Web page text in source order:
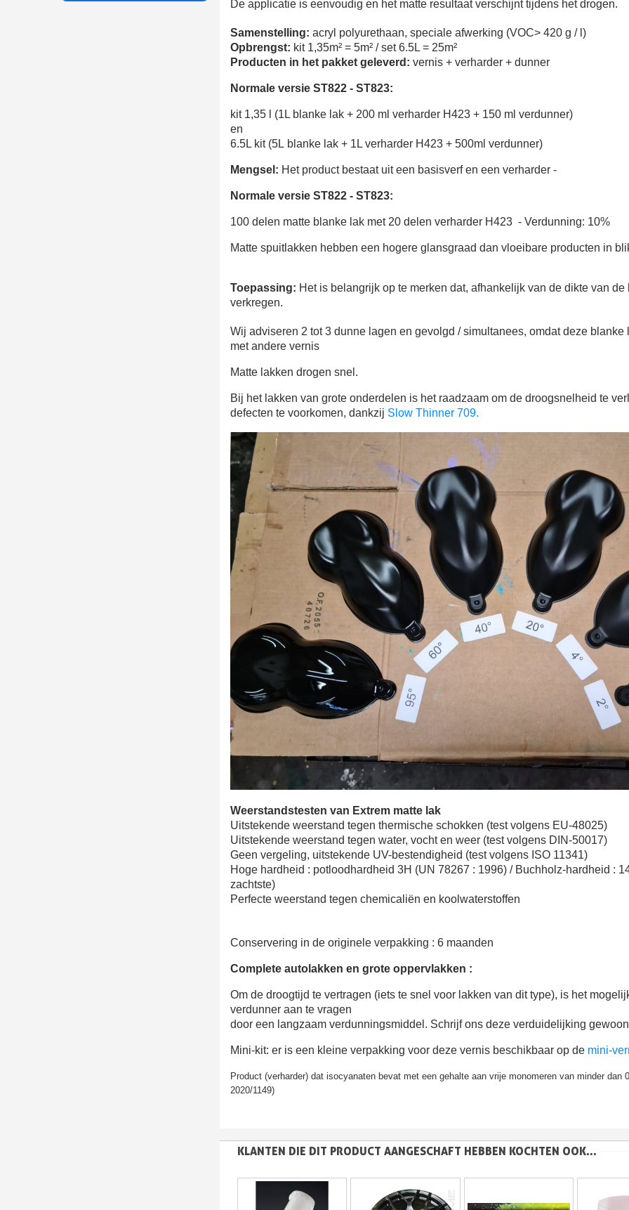
De applicatie is eenvoudig en het matte resultaat verschijnt tijdens het drogen.
Samenstelling: acryl polyurethaan, speciale afwerking (VOC> 420 g / l)
Opbrengst: kit 1,35m² = 5m² / set 6.5L = 25m²
Producten in het pakket geleverd: vernis + verharder + dunner
Normale versie ST822 - ST823:
kit 1,35 l (1L blanke lak + 200 ml verharder H423+ 150 ml verdunner)
en
6.5L kit (5L blanke lak + 1L verharder H423+ 500ml verdunner)
Mengsel: Het product bestaat uit een basisverf en een verharder -
Normale versie ST822 - ST823:
100 delen matte blanke lak met 20 delen verharder H423 - Verdunning: 10%
Matte spuitlakken hebben een hogere glansgraad dan vloeibare producten in
Toepassing: Het is belangrijk op te merken dat, afhankelijk van de dikte van
verkregen.
Wij adviseren 2 tot 3 dunne lagen en gevolgd / simultanees, omdat deze
met andere vernis
Matte lakken drogen snel.
Bij het lakken van grote onderdelen is het raadzaam om de droogsnelheid te
defecten te voorkomen, dankzij Slow Thinner 709.
Weerstandstesten van Extrem matte lak
Uitstekende weerstand tegen thermische schokken (test volgens EU-48025)
Uitstekende weerstand tegen water, vocht en weer (test volgens DIN-50017)
Geen vergeling, uitstekende UV-bestendigheid (test volgens ISO 11341)
Hoge hardheid : potloodhardheid 3H (UN 78267 : 1996) / Buchholz-hardheid :
zachtste)
Perfecte weerstand tegen chemicaliën en koolwaterstoffen
Conservering in de originele verpakking : 6 maanden
Complete autolakken en grote oppervlakken :
Om de droogtijd te vertragen (iets te snel voor lakken van dit type), is het
verdunner aan te vragen
door een langzaam verdunningsmiddel. Schrijf ons deze verduidelijking gewoon
Mini-kit: er is een kleine verpakking voor deze vernis beschikbaar op de mini-
Product (verharder) dat isocyanaten bevat met een gehalte aan vrije monomeren van minder dan
2020/1149)
KLANTEN DIE DIT PRODUCT AANGESCHAFT HEBBEN KOCHTEN OOK...